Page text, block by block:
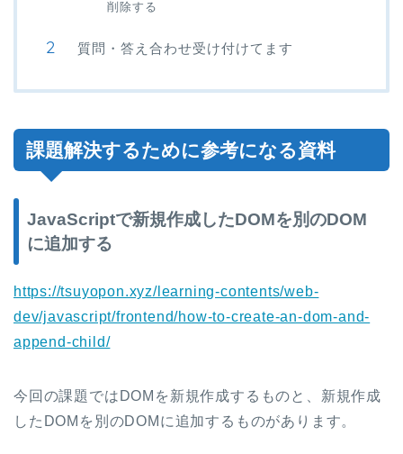
削除する
質問・答え合わせ受け付けてます
課題解決するために参考になる資料
JavaScriptで新規作成したDOMを別のDOM
に追加する
https://tsuyopon.xyz/learning-contents/web-
dev/javascript/frontend/how-to-create-an-dom-and-
append-child/
今回の課題ではDOMを新規作成するものと、新規作成
したDOMを別のDOMに追加するものがあります。